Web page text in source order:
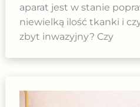
aparat jest w stanie
niewielką ilość tkanki i
zbyt inwazyjny? Czy